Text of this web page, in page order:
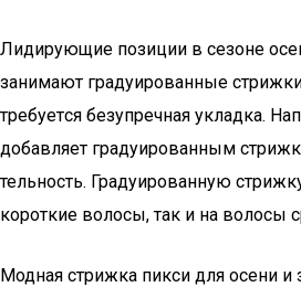
Лиди­ру­ю­щие пози­ции в сезоне
зани­ма­ют гра­ду­и­ро­ван­ные
тре­бу­ет­ся без­упреч­ная уклад­ка.
добав­ля­ет гра­ду­и­ро­ван­ным
тель­ность. Гра­ду­и­ро­ван­ную
корот­кие воло­сы, так и на воло­сы
Модная стрижка пикси для осени